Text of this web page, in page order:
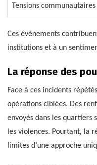
Tensions communautaires
Ces événements
institutions et à un
La réponse des
Face à ces incidents
opérations ciblées. Des
envoyés dans les quartiers
les violences. Pourtant, la
limites d’une approche